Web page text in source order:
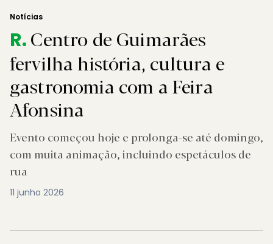
Notícias
R.Centro de Guimarães
fervilha história, cultura e
gastronomia com a Feira
Afonsina
Evento começou hoje e prolonga-se até domingo,
com muita animação, incluindo espetáculos de
rua
11 junho 2026